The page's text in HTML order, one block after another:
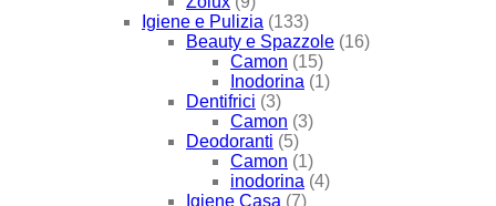
Igiene e Pulizia (133)
Beauty e Spazzole (16)
Camon (15)
Inodorina (1)
Dentifrici (3)
Camon (3)
Deodoranti (5)
Camon (1)
inodorina (4)
Igiene Casa (7)